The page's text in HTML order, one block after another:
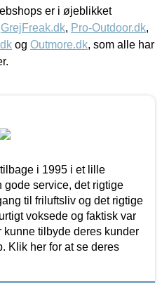
er i øjeblikket
GrejFreak.dk, Pro-Outdoor.dk,
og Outmore.dk, som alle har
i 1995 i et lille
gode service, det rigtige
til friluftsliv og det rigtige
voksede og faktisk var
tilbyde deres kunder
Klik her for at se deres